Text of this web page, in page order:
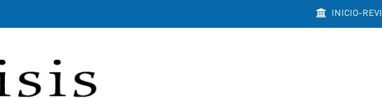
la página
INICIO-